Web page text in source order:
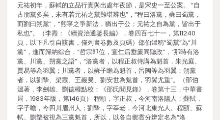
元祐初年，蘇軾的立品行實與出處年夜節，是宋史一至公案。 “自
古朋黨多矣，未有若元祐之黨難堪辨也”，“程曰洛黨，蘇曰蜀黨，
而劉曰朔黨”，“熙寧之爭新法，猶出于公；元祐之自為黨，皆出于
私也”。（李燾：《續資治通鑒長編》，卷四百七十一，第11240
頁，以下凡引自該書，僅列書卷數及頁碼）邵伯溫稱“蜀黨”為“川
黨”，進而歸納綜合，“哲宗即位，宣仁后垂簾同聽政”，“那時有洛
黨、川黨、朔黨之語”，“洛黨者，以程正叔侍講為魁首，朱光庭、
賈易等為羽翼；川黨者，以蘇子瞻為魁首，呂陶等為羽翼；朔黨
者，以劉摯、梁燾、王巖叟、劉安世為魁首，羽翼尤重”。（邵伯
溫著，李劍雄、劉德權點校：《邵氏聞見錄》，卷第十三，中華書
局，1983年版，第146頁） 程頤，字正叔，今河南洛陽人；蘇軾，
字子瞻，今四川眉州人；劉摯，字莘老，今河北東光人。程頤、蘇
軾、劉摯被視為三黨魁首，所以，以各自鄉貫分辨定名為“洛